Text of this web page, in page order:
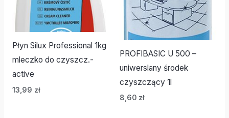
Płyn Silux Professional 1kg
mleczko do czyszcz.-
active
13,99 zł
PROFIBASIC U 500 –
uniwerslany środek
czyszczący 1l
8,60 zł